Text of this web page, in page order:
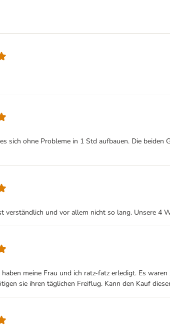
sich ohne Probleme in 1 Std aufbauen. Die
verständlich und vor allem nicht so lang. Unsere 4
meine Frau und ich ratz-fatz erledigt. Es
sie ihren täglichen Freiflug. Kann den Kauf